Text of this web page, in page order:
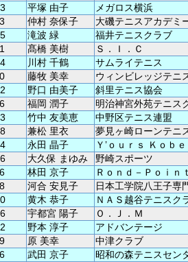
平塚 由子
メガロス横浜
仲村 奈保子
大磯テニスアカデミ
滝波 緑
福井テニスクラブ
髙橋 美樹
Ｓ．Ｉ．Ｃ
川村 千鶴
サムライテニス
藤牧 美幸
ウィンビレッジテニ
野口 由美子
斜里テニス協会
福岡 潤子
明治神宮外苑テニス
竹中 友美恵
中野区テニス連盟
兼松 里衣
夢見ヶ崎ローンテニ
永田 晶子
Ｙ’ｏｕｒｓ Ｋｏｂ
大久保 まゆみ
野崎スポーツ
林田 京子
Ｒｏｎｄ－Ｐｏｉｎ
河合 安見子
日本工学院八王子専
黄木 恭子
ＮＡＳ越谷テニスク
宇都宮 陽子
Ｏ．Ｊ．Ｍ
野本 淳子
アドバンテージ
原 美幸
中津クラブ
武田 京子
昭和の森テニスセン